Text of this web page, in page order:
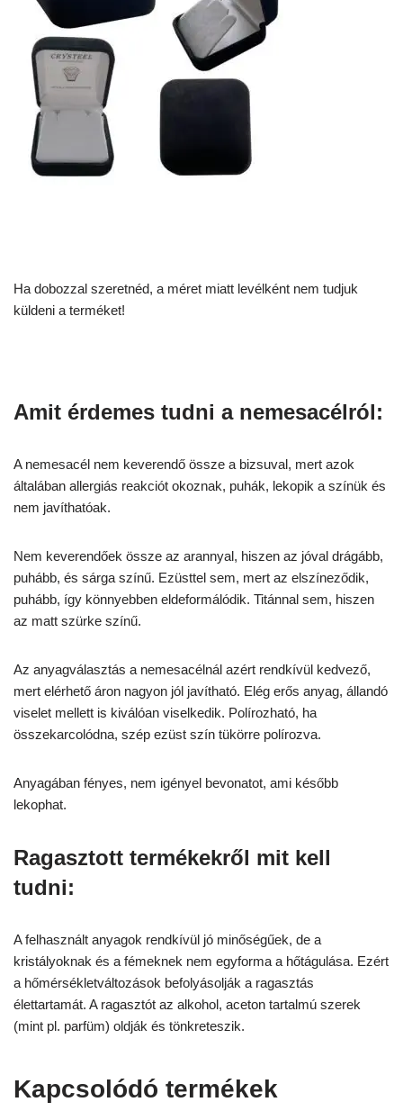
Ha dobozzal szeretnéd, a méret miatt levélként nem tudjuk
küldeni a terméket!
Amit érdemes tudni a nemesacélról:
A nemesacél nem keverendő össze a bizsuval, mert azok
általában allergiás reakciót okoznak, puhák, lekopik a színük és
nem javíthatóak.
Nem keverendőek össze az arannyal, hiszen az jóval drágább,
puhább, és sárga színű. Ezüsttel sem, mert az elszíneződik,
puhább, így könnyebben eldeformálódik. Titánnal sem, hiszen
az matt szürke színű.
Az anyagválasztás a nemesacélnál azért rendkívül kedvező,
mert elérhető áron nagyon jól javítható. Elég erős anyag, állandó
viselet mellett is kiválóan viselkedik. Polírozható, ha
összekarcolódna, szép ezüst szín tükörre polírozva.
Anyagában fényes, nem igényel bevonatot, ami később
lekophat.
Ragasztott termékekről mit kell
tudni:
A felhasznált anyagok rendkívül jó minőségűek, de a
kristályoknak és a fémeknek nem egyforma a hőtágulása. Ezért
a hőmérsékletváltozások befolyásolják a ragasztás
élettartamát. A ragasztót az alkohol, aceton tartalmú szerek
(mint pl. parfüm) oldják és tönkreteszik.
Kapcsolódó termékek